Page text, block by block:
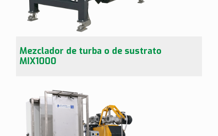
Mezclador de turba o de sustrato
MIX1000